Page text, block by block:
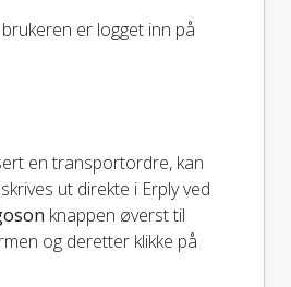
er logget inn på
en transportordre, kan
ut direkte i Erply ved
knappen øverst til
og deretter klikke på